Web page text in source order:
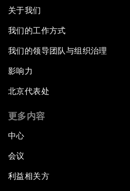
关于我们
我们的工作方式
我们的领导团队与组织治理
影响力
北京代表处
更多内容
中心
会议
利益相关方